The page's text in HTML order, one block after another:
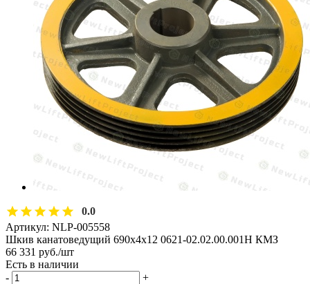
0.0
Артикул: NLP-005558
Шкив канатоведущий 690х4х12 0621-02.02.00.001Н КМЗ
66 331 руб./шт
Есть в наличии
-
+